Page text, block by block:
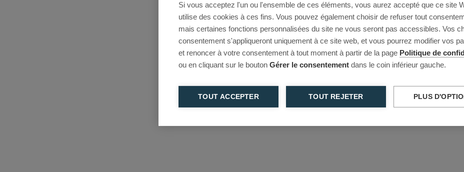
Si vous acceptez l'un ou l'ensemble de ces éléments, vous aurez accepté que ce site
utilise des cookies à ces fins. Vous pouvez également choisir de refuser tout
mais certaines fonctions personnalisées du site ne vous seront pas accessibles. Vos
consentement s'appliqueront uniquement à ce site web, et vous pourrez modifier vos
et renoncer à votre consentement à tout moment à partir de la page Politique de
ou en cliquant sur le bouton Gérer le consentement dans le coin inférieur gauche.
TOUT ACCEPTER TOUT REJETER PLUS
Reload Back